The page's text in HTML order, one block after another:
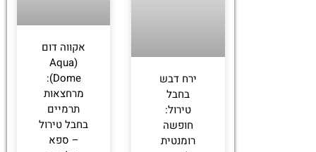
ירח דבש
בחבל
טירול:
חופשה
רומנטית
אקווה דום
(Aqua
Dome):
מרחצאות
תרמיים
בחבל טירול
– ספא